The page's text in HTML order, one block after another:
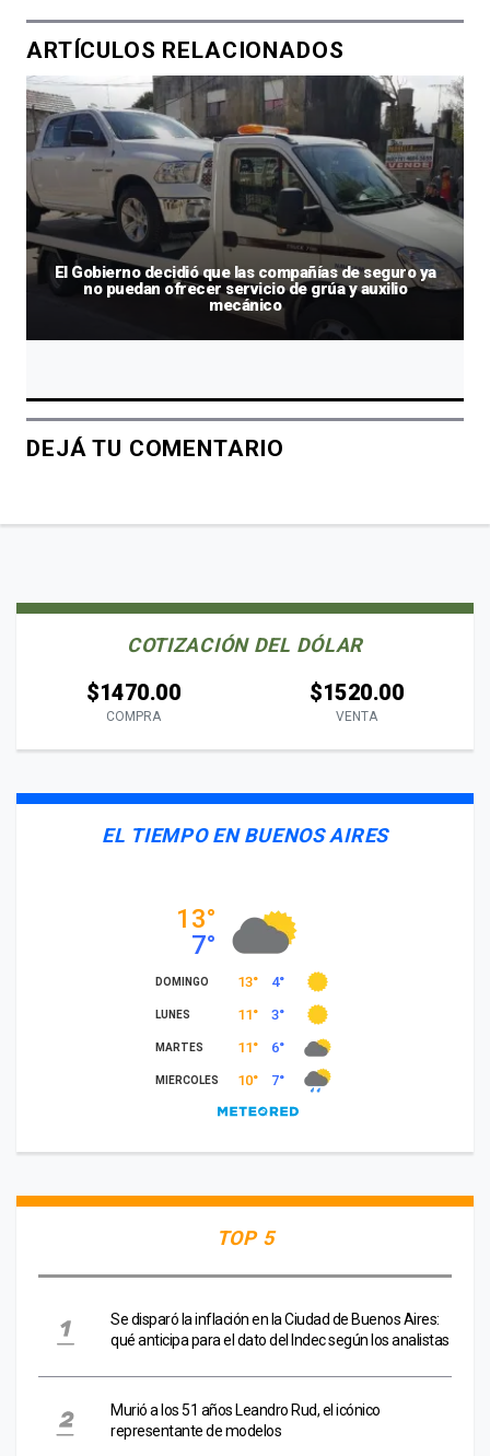
ARTÍCULOS RELACIONADOS
El Gobierno decidió que las compañías de seguro ya
no puedan ofrecer servicio de grúa y auxilio
mecánico
DEJÁ TU COMENTARIO
COTIZACIÓN DEL DÓLAR
$1470.00
COMPRA
$1520.00
VENTA
EL TIEMPO EN BUENOS AIRES
TOP 5
Se disparó la inflación en la Ciudad de Buenos Aires:
qué anticipa para el dato del Indec según los analistas
Murió a los 51 años Leandro Rud, el icónico
representante de modelos